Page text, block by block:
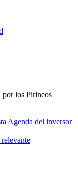
Agenda del inversor